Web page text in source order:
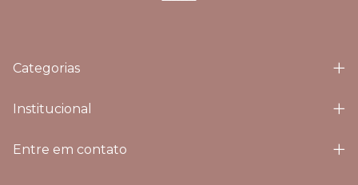
Categorias
Institucional
Entre em contato